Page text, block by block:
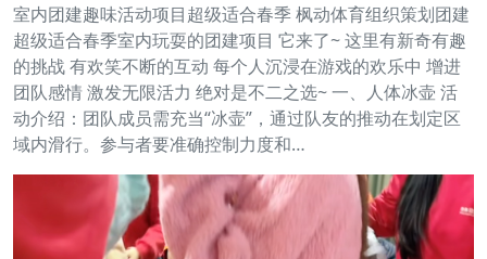
室内团建趣味活动项目超级适合春季 枫动体育组织策划团建
超级适合春季室内玩耍的团建项目 它来了~ 这里有新奇有趣
的挑战 有欢笑不断的互动 每个人沉浸在游戏的欢乐中 增进
团队感情 激发无限活力 绝对是不二之选~ 一、人体冰壶 活
动介绍：团队成员需充当“冰壶”，通过队友的推动在划定区
域内滑行。参与者要准确控制力度和…